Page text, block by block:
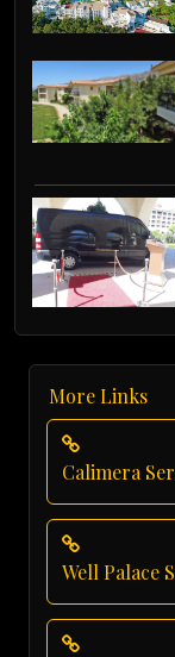
More Links